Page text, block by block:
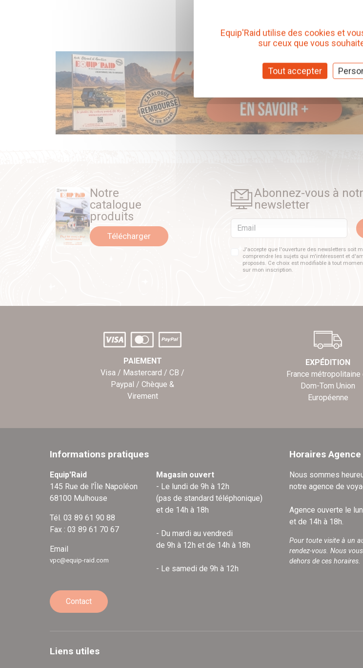
Notre
catalogue
produits
Télécharger
Abonnez-vous à
newsletter
Email
J'accepte que l'ouverture des newsletters soit
comprendre les sujets qui m'intéressent et
proposés. Ce choix est modifiable à tout
sur mon inscription.
PAIEMENT
Visa / Mastercard / CB /
Paypal / Chèque &
Virement
EXPÉDITION
France métropolitaine
Dom-Tom Union
Européenne
Informations pratiques
Equip'Raid
145 Rue de l'Île Napoléon
68100 Mulhouse
Tél. 03 89 61 90 88
Fax : 03 89 61 70 67
Email
vpc@equip-raid.com
Magasin ouvert
- Le lundi de 9h à 12h
(pas de standard téléphonique)
et de 14h à 18h
- Du mardi au vendredi
de 9h à 12h et de 14h à 18h
- Le samedi de 9h à 12h
Contact
Horaires
Nous sommes
notre agence de
Agence ouverte le
et de 14h à 18h.
Pour toute visite à un
rendez-vous. Nous
dehors de ces horaires.
Liens utiles
Equip'Raid utilise des cookies et
sur ceux que vous
Tout accepter